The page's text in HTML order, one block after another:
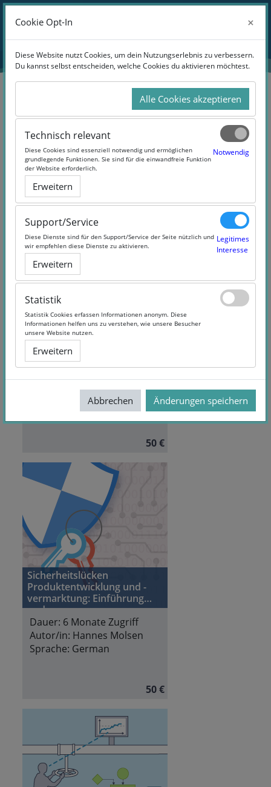
Zum Hauptinhalt
Website-Übersicht
Anmelden
Suchen
10 Products Found
Sicherheitslücken
Produktentwicklung und -
vermarktung: Sichere
Architekturen
Hannes Molsen
German
50 €
Sicherheitslücken
Produktentwicklung und -
vermarktung: Einführung
und
Entwicklungslebenszyklen
Dauer: 6 Monate Zugriff
Autor/in: Hannes Molsen
Sprache: German
50 €
Cookie Opt-In ×
Diese Website nutzt Cookies, um dein Nutzungserlebnis zu verbessern.
Du kannst selbst entscheiden, welche Cookies du aktivieren möchtest.
Alle Cookies akzeptieren
Technisch relevant
Diese Cookies sind essenziell notwendig und ermöglichen
grundlegende Funktionen. Sie sind für die einwandfreie Funktion
der Website erforderlich.
Notwendig
Erweitern
Support/Service
Diese Dienste sind für den Support/Service der Seite nützlich und
wir empfehlen diese Dienste zu aktivieren.
Legitimes
Interesse
Erweitern
Statistik
Statistik Cookies erfassen Informationen anonym. Diese
Informationen helfen uns zu verstehen, wie unsere Besucher
unsere Website nutzen.
Erweitern
Abbrechen Änderungen speichern
Cookie Opt-In ×
Diese Website nutzt Cookies, um dein Nutzungserlebnis zu verbessern.
Du kannst selbst entscheiden, welche Cookies du aktivieren möchtest.
Alle Cookies akzeptieren
Technisch relevant
Diese Cookies sind essenziell notwendig und ermöglichen
grundlegende Funktionen. Sie sind für die einwandfreie Funktion
der Website erforderlich.
Notwendig
Erweitern
Support/Service
Diese Dienste sind für den Support/Service der Seite nützlich und
wir empfehlen diese Dienste zu aktivieren.
Legitimes
Interesse
Erweitern
Statistik
Statistik Cookies erfassen Informationen anonym. Diese
Informationen helfen uns zu verstehen, wie unsere Besucher
unsere Website nutzen.
Erweitern
Abbrechen Änderungen speichern